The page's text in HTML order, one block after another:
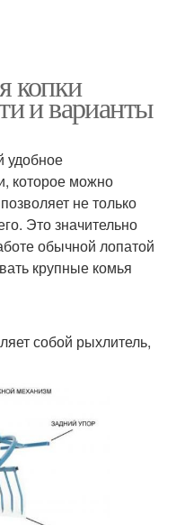
копки
и варианты
удобное
которое можно
не только
Это значительно
обычной лопатой
крупные комья
собой рыхлитель,